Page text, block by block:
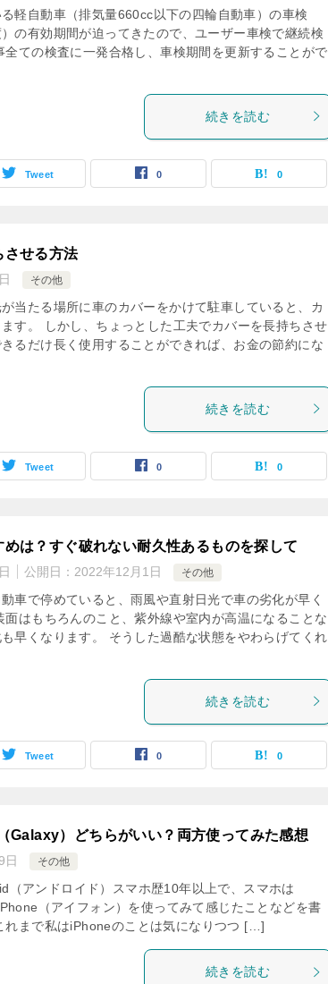
軽自動車（排気量660cc以下の四輪自動車）の車検
）の有効期間が迫ってきたので、ユーザー車検で継続検
全ての検査に一発合格し、車検期間を更新することがで
続きを読む
Tweet 0 0
させる方法
その他
当たる場所に車のカバーをかけて駐車していると、カ
す。 しかし、ちょっとした工夫でカバーを長持ちさせ
るだけ長く使用することができれば、お金の節約にな
続きを読む
Tweet 0 0
は？すぐ破れない耐久性あるものを探して
公開日： 2022年12月1日 その他
車で停めていると、雨風や直射日光で車の劣化が早く
面はもちろんのこと、紫外線や室内が高温になることな
早くなります。 そうした過酷な状態をやわらげてくれ
続きを読む
Tweet 0 0
）どちらがいい？両方使ってみた感想
日 その他
（アンドロイド）スマホ歴10年以上で、スマホは
（アイフォン）を使ってみて感じたことなどを書
れまで私はiPhoneのことは気になりつつ […]
続きを読む